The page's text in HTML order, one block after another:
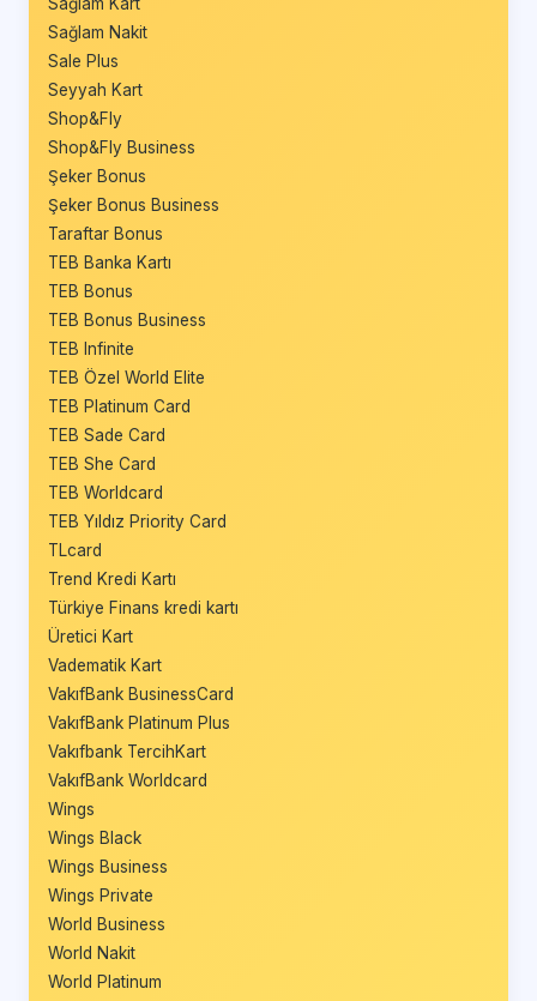
Sağlam Nakit
Sale Plus
Seyyah Kart
Shop&Fly
Shop&Fly Business
Şeker Bonus
Şeker Bonus Business
Taraftar Bonus
TEB Banka Kartı
TEB Bonus
TEB Bonus Business
TEB Infinite
TEB Özel World Elite
TEB Platinum Card
TEB Sade Card
TEB She Card
TEB Worldcard
TEB Yıldız Priority Card
TLcard
Trend Kredi Kartı
Türkiye Finans kredi kartı
Üretici Kart
Vadematik Kart
VakıfBank BusinessCard
VakıfBank Platinum Plus
Vakıfbank TercihKart
VakıfBank Worldcard
Wings
Wings Black
Wings Business
Wings Private
World Business
World Nakit
World Platinum